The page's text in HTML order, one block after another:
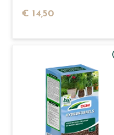
€ 14,50